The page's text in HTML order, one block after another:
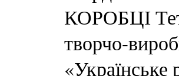
КОРОБЦІ
творчо-
«Українське